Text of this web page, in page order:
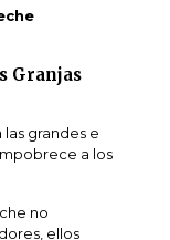
Granjas
grandes e
a los
no
ellos